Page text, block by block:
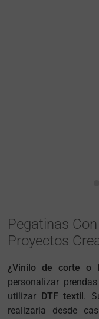
Pegatinas
Proyectos
¿Vinilo de corte o
personalizar
utilizar DTF textil.
realizarla desde